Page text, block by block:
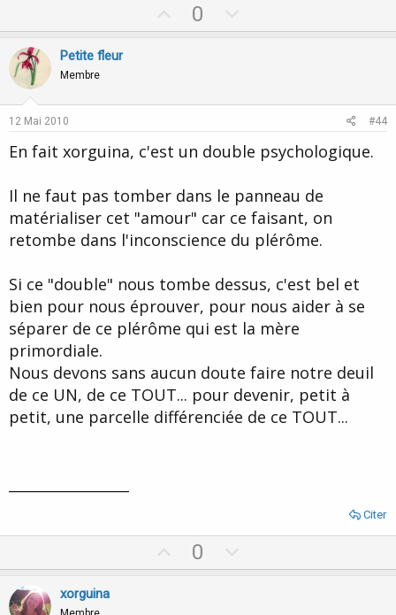
p
t
0
o
v
t
e
Petite fleur
Membre
12 Mai 2010 #44
En fait xorguina, c'est un double psychologique.
Il ne faut pas tomber dans le panneau de
matérialiser cet "amour" car ce faisant, on
retombe dans l'inconscience du plérôme.
Si ce "double" nous tombe dessus, c'est bel et
bien pour nous éprouver, pour nous aider à se
séparer de ce plérôme qui est la mère
primordiale.
Nous devons sans aucun doute faire notre deuil
de ce UN, de ce TOUT... pour devenir, petit à
petit, une parcelle différenciée de ce TOUT...
Citer
p
0
o
xorguina